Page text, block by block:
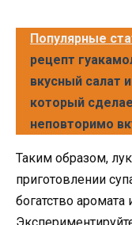
Популярные
рецепт
вкусный салат
который
неповторимо
Таким образом,
приготовлении
богатство